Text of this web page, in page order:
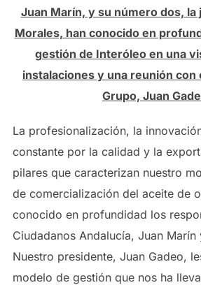
Juan Marín, y su número dos, la
Morales, han conocido en
gestión de Interóleo en una
instalaciones y una reunión
Grupo, Juan
La profesionalización, la
constante por la calidad y la
pilares que caracterizan nuestro
de comercialización del aceite de
conocido en profundidad los
Ciudadanos Andalucía, Juan Marín
Nuestro presidente, Juan Gadeo,
modelo de gestión que nos ha